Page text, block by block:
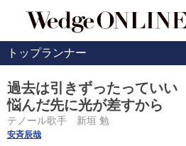
トップランナー
過去は引きずったっていい
悩んだ先に光が差すから
テノール歌手 新垣 勉
安斉辰哉